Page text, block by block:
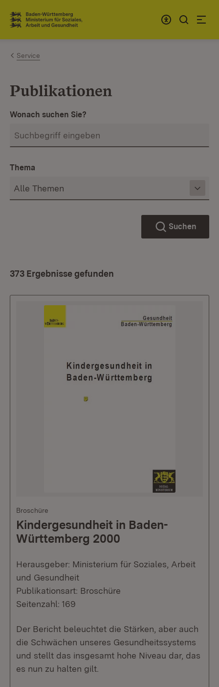
Zum Inhalt springen
Link zur Startseite
Service
Publikationen
Wonach suchen Sie?
Thema
Suchen
373 Ergebnisse gefunden
Broschüre
Kindergesundheit in Baden-
Württemberg 2000
Herausgeber: Ministerium für Soziales, Arbeit
und Gesundheit
Publikationsart: Broschüre
Seitenzahl: 169
Der Bericht beleuchtet die Stärken, aber auch
die Schwächen unseres Gesundheitssystems
und stellt das insgesamt hohe Niveau dar, das
es nun zu halten gilt.